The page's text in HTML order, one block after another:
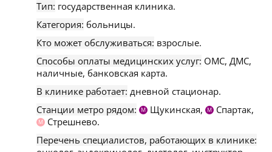
Тип: государственная клиника.
Категория: больницы.
Кто может обслуживаться: взрослые.
Способы оплаты медицинских услуг: ОМС, ДМС,
наличные, банковская карта.
В клинике работает: дневной стационар.
Станции метро рядом:
М Щукинская, М Спартак,
М
Стрешнево.
Перечень специалистов, работающих в клинике: